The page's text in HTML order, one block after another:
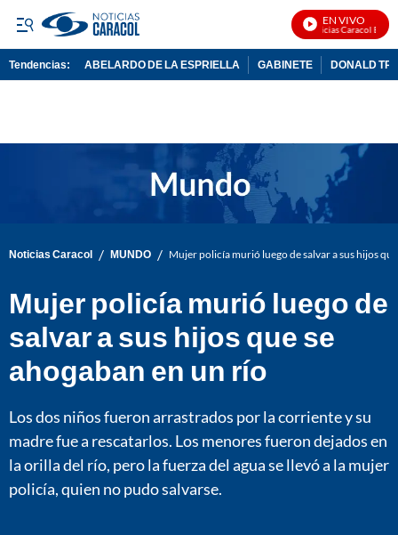
EN VIVO
Noticias Caracol En
Tendencias: ABELARDO DE LA ESPRIELLA GABINETE DONALD
Noticias Caracol / MUNDO / Mujer policía murió luego de salvar a sus hijos
Mujer policía murió luego de
salvar a sus hijos que se
ahogaban en un río
Los dos niños fueron arrastrados por la corriente y su
madre fue a rescatarlos. Los menores fueron dejados en
la orilla del río, pero la fuerza del agua se llevó a la mujer
policía, quien no pudo salvarse.